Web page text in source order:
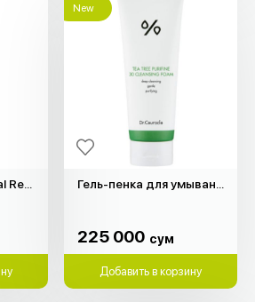
Бальзам-пенка Hyal Reyouth "Dr.Ceuracle" (100мл)
New
225 000 сум
Добавить в корзину